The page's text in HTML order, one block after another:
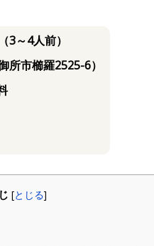
3～4人前）
所市櫛羅2525-6）
[とじる]